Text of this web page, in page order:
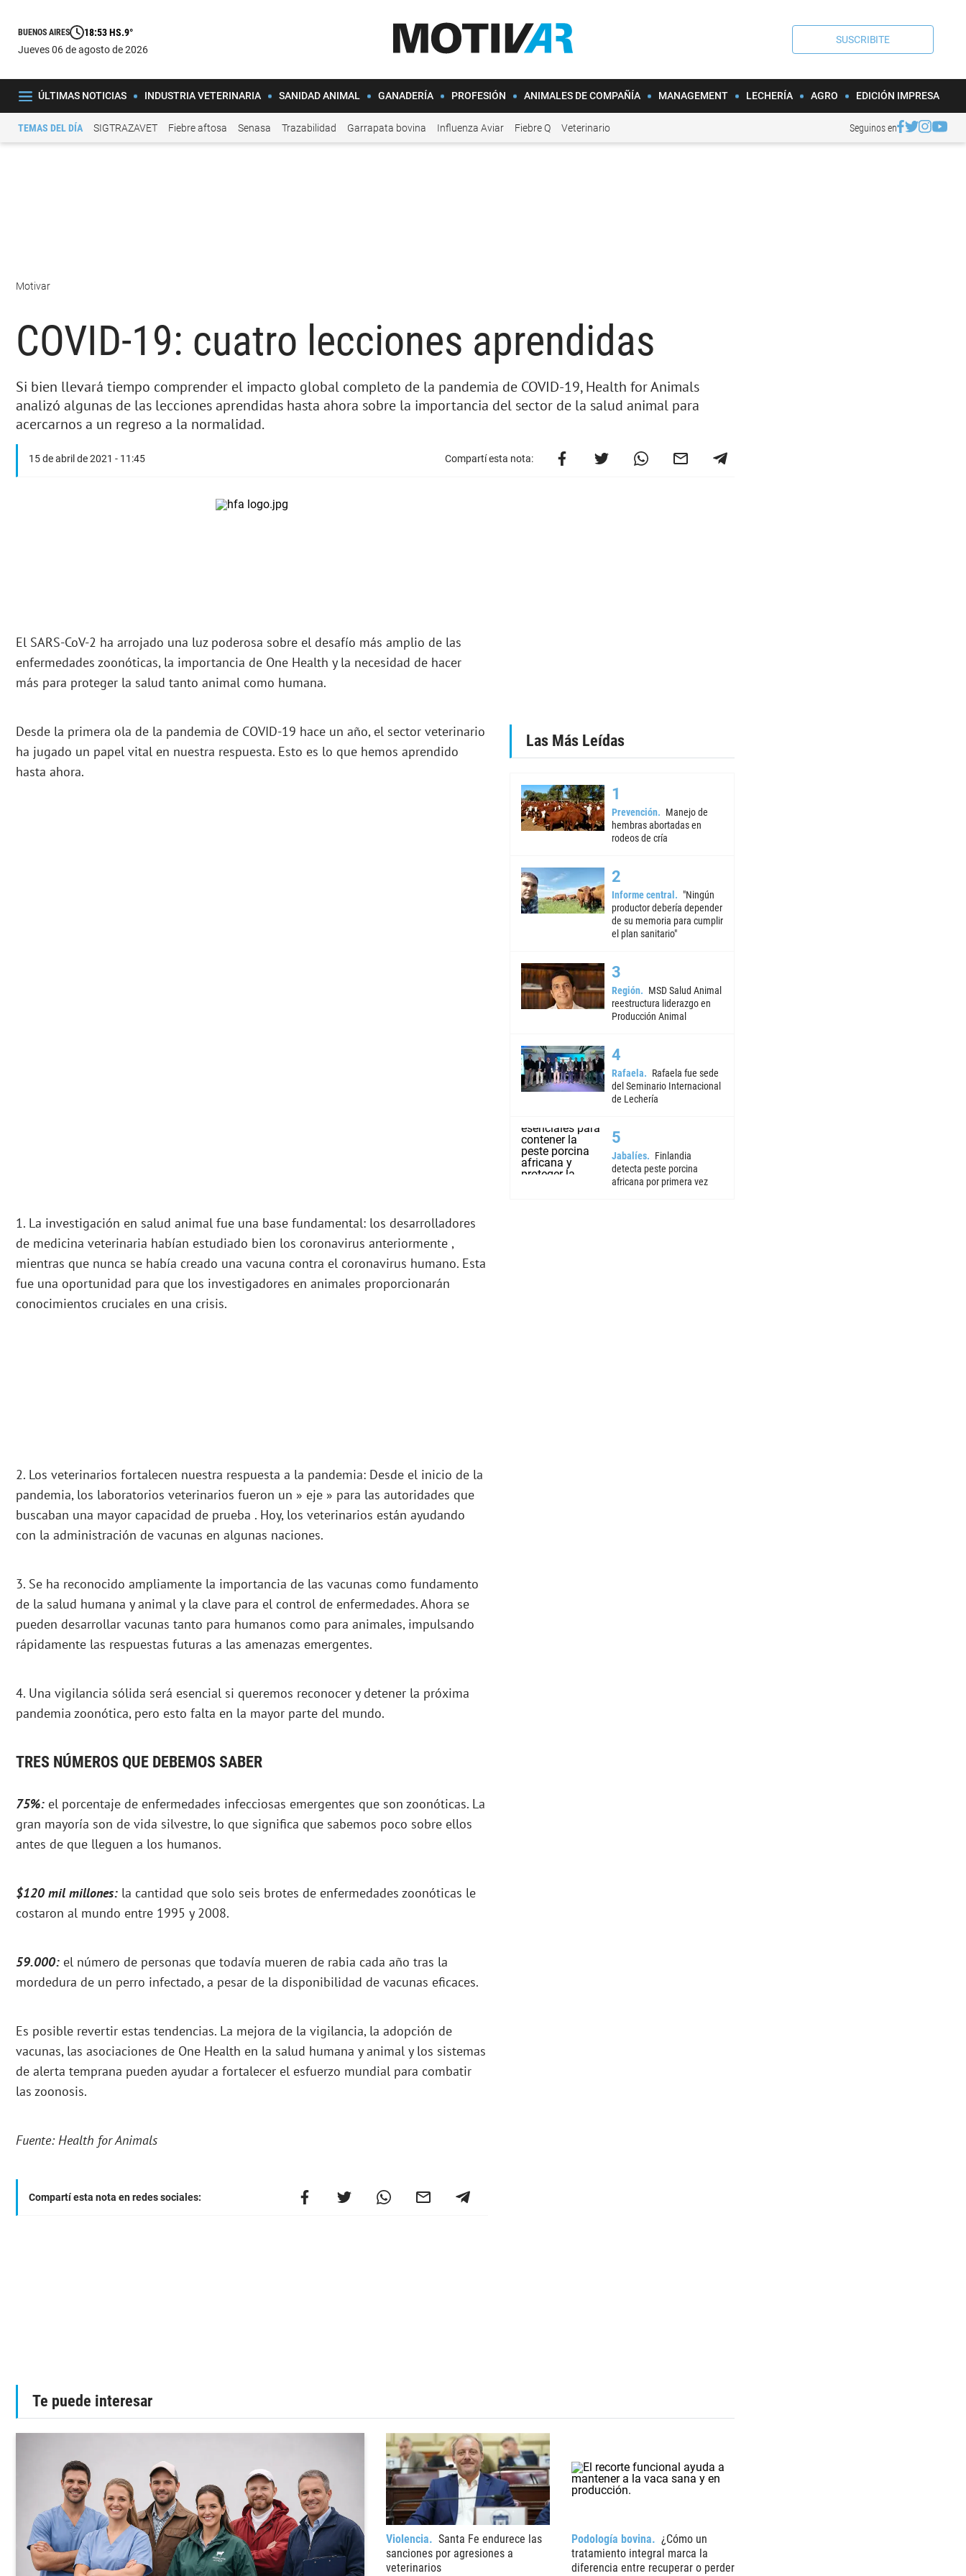
BUENOS AIRES 18:53 HS.9°
jueves 06 de agosto de 2026
SUSCRIBITE
ÚLTIMAS NOTICIAS INDUSTRIA VETERINARIA SANIDAD ANIMAL GANADERÍA PROFESIÓN ANIMALES DE COMPAÑÍA MANAGEMENT LECHERÍA AGRO EDICIÓN IMPRESA
TEMAS DEL DÍA SIGTRAZAVET Fiebre aftosa Senasa Trazabilidad Garrapata bovina Influenza Aviar Fiebre Q Veterinario Seguinos en
Motivar
COVID-19: cuatro lecciones aprendidas
Si bien llevará tiempo comprender el impacto global completo de la pandemia de COVID-19, Health for Animals
analizó algunas de las lecciones aprendidas hasta ahora sobre la importancia del sector de la salud animal para
acercarnos a un regreso a la normalidad.
15 de abril de 2021 - 11:45 Compartí esta nota:
El SARS-CoV-2 ha arrojado una luz poderosa sobre el desafío más amplio de las
enfermedades zoonóticas, la importancia de One Health y la necesidad de hacer
más para proteger la salud tanto animal como humana.
Desde la primera ola de la pandemia de COVID-19 hace un año, el sector veterinario
ha jugado un papel vital en nuestra respuesta. Esto es lo que hemos aprendido
hasta ahora.
1. La investigación en salud animal fue una base fundamental: los desarrolladores
de medicina veterinaria habían estudiado bien los coronavirus anteriormente ,
mientras que nunca se había creado una vacuna contra el coronavirus humano. Esta
fue una oportunidad para que los investigadores en animales proporcionarán
conocimientos cruciales en una crisis.
2. Los veterinarios fortalecen nuestra respuesta a la pandemia: Desde el inicio de la
pandemia, los laboratorios veterinarios fueron un » eje » para las autoridades que
buscaban una mayor capacidad de prueba . Hoy, los veterinarios están ayudando
con la administración de vacunas en algunas naciones.
3. Se ha reconocido ampliamente la importancia de las vacunas como fundamento
de la salud humana y animal y la clave para el control de enfermedades. Ahora se
pueden desarrollar vacunas tanto para humanos como para animales, impulsando
rápidamente las respuestas futuras a las amenazas emergentes.
4. Una vigilancia sólida será esencial si queremos reconocer y detener la próxima
pandemia zoonótica, pero esto falta en la mayor parte del mundo.
TRES NÚMEROS QUE DEBEMOS SABER
75%: el porcentaje de enfermedades infecciosas emergentes que son zoonóticas. La
gran mayoría son de vida silvestre, lo que significa que sabemos poco sobre ellos
antes de que lleguen a los humanos.
$120 mil millones: la cantidad que solo seis brotes de enfermedades zoonóticas le
costaron al mundo entre 1995 y 2008.
59.000: el número de personas que todavía mueren de rabia cada año tras la
mordedura de un perro infectado, a pesar de la disponibilidad de vacunas eficaces.
Es posible revertir estas tendencias. La mejora de la vigilancia, la adopción de
vacunas, las asociaciones de One Health en la salud humana y animal y los sistemas
de alerta temprana pueden ayudar a fortalecer el esfuerzo mundial para combatir
las zoonosis.
Fuente: Health for Animals
Compartí esta nota en redes sociales:
Las Más Leídas
Prevención
Manejo de
hembras abortadas en
rodeos de cría
Informe central
"Ningún
productor debería depender
de su memoria para cumplir
el plan sanitario"
Región
MSD Salud Animal
reestructura liderazgo en
Producción Animal
Rafaela
Rafaela fue sede
del Seminario Internacional
de Lechería
Jabalíes
Finlandia
detecta peste porcina
africana por primera vez
Te puede interesar
Violencia
Santa Fe endurece las
sanciones por agresiones a
veterinarios
Podología bovina
¿Cómo un
tratamiento integral marca la
diferencia entre recuperar o perder